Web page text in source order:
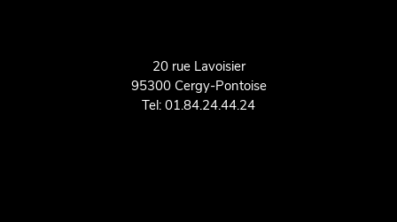
20 rue Lavoisier
95300 Cergy-Pontoise
Tel: 01.84.24.44.24